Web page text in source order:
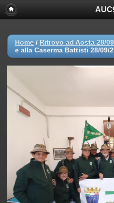
Home / Ritrovo ad Aosta 28/
e alla Caserma Battisti 28/09/